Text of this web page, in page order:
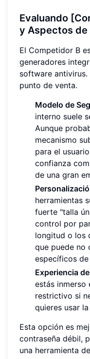
Evaluando
y Aspectos de
El Competidor B
generadores
software
punto de venta.
Modelo de
interno suele
Aunque
mecanismo
para el
confianza
de una gran
herramientas
fuerte "talla
control por
longitud o los
que puede no
específicos
Experiencia
estás inmerso
restrictivo si
quieres usar
Esta opción es
contraseña débil,
una herramienta